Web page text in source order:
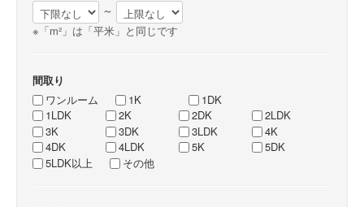
～
※「m²」は「平米」と同じです
間取り
ワンルーム
1K
1DK
1LDK
2K 2DK
2LDK
3K
3DK 3LDK
4K
4DK
4LDK 5K
5DK
5LDK以上
その他